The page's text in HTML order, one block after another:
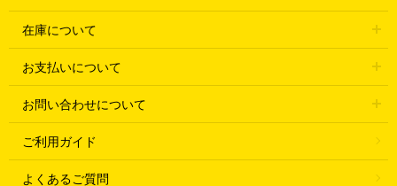
在庫について
お支払いについて
お問い合わせについて
ご利用ガイド
よくあるご質問